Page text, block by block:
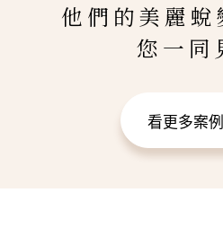
他們的美麗蛻
您一同
看更多案例